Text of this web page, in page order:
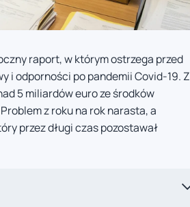
raport, w którym ostrzega przed
i odporności po pandemii Covid-19. Z
5 miliardów euro ze środków
z roku na rok narasta, a
przez długi czas pozostawał